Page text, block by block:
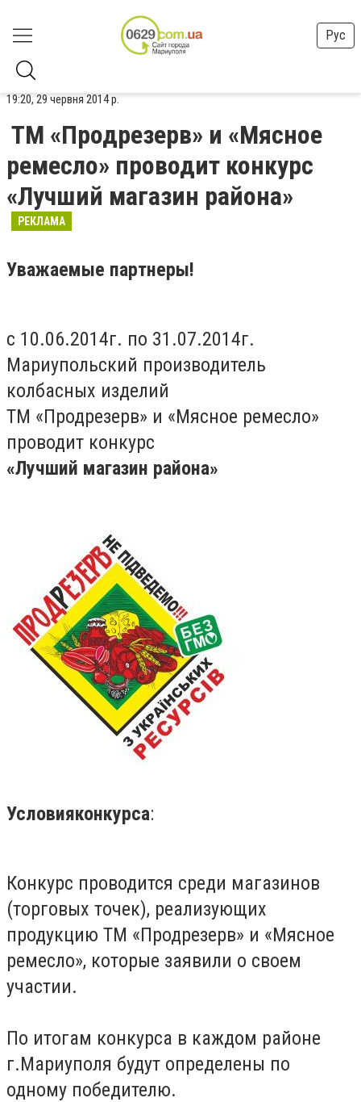
Рус
19:20, 29 червня 2014 р.
ТМ «Продрезерв» и «Мясное
ремесло» проводит конкурс
«Лучший магазин района»
РЕКЛАМА
Уважаемые партнеры!
с 10.06.2014г. по 31.07.2014г.
Мариупольский производитель
колбасных изделий
ТМ «Продрезерв» и «Мясное ремесло»
проводит конкурс
«Лучший магазин района»
Условияконкурса:
Конкурс проводится среди магазинов
(торговых точек), реализующих
продукцию ТМ «Продрезерв» и «Мясное
ремесло», которые заявили о своем
участии.
По итогам конкурса в каждом районе
г.Мариуполя будут определены по
одному победителю.